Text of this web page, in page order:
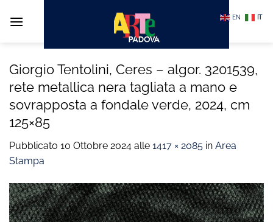
Giorgio Tentolini, Ceres – algor. 3201539,
rete metallica nera tagliata a mano e
sovrapposta a fondale verde, 2024, cm
125×85
Pubblicato 10 Ottobre 2024 alle 1417 × 2085 in Area
Stampa
EN IT